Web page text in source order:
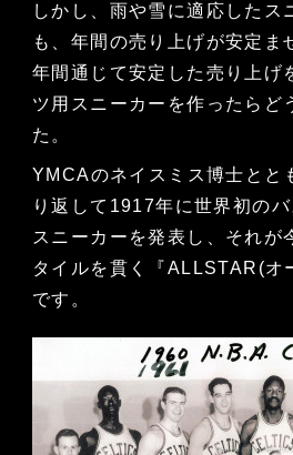
しかし、雨や雪に適応したス
も、年間の売り上げが安定ま
年間通じて安定した売り上げ
ツ用スニーカーを作ったらど
た。
YMCAのネイスミス博士とと
り返して1917年に世界初の
スニーカーを発表し、それが
タイルを貫く『ALLSTAR(オ
です。